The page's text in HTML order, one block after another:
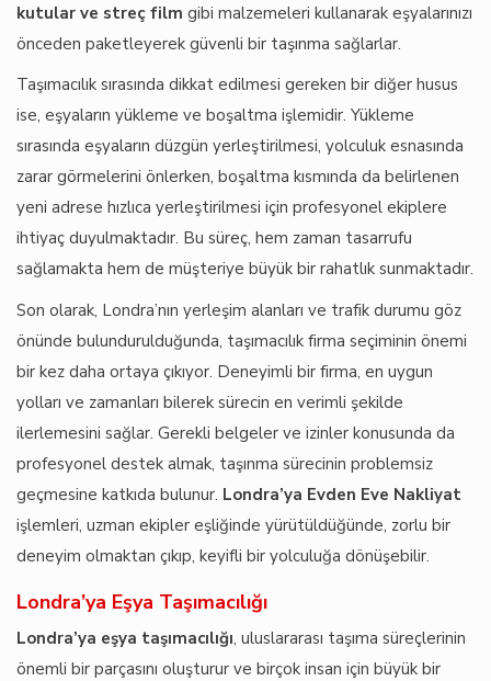
kutular ve streç film gibi malzemeleri kullanarak eşyalarınızı
önceden paketleyerek güvenli bir taşınma sağlarlar.
Taşımacılık sırasında dikkat edilmesi gereken bir diğer husus
ise, eşyaların yükleme ve boşaltma işlemidir. Yükleme
sırasında eşyaların düzgün yerleştirilmesi, yolculuk esnasında
zarar görmelerini önlerken, boşaltma kısmında da belirlenen
yeni adrese hızlıca yerleştirilmesi için profesyonel ekiplere
ihtiyaç duyulmaktadır. Bu süreç, hem zaman tasarrufu
sağlamakta hem de müşteriye büyük bir rahatlık sunmaktadır.
Son olarak, Londra’nın yerleşim alanları ve trafik durumu göz
önünde bulundurulduğunda, taşımacılık firma seçiminin önemi
bir kez daha ortaya çıkıyor. Deneyimli bir firma, en uygun
yolları ve zamanları bilerek sürecin en verimli şekilde
ilerlemesini sağlar. Gerekli belgeler ve izinler konusunda da
profesyonel destek almak, taşınma sürecinin problemsiz
geçmesine katkıda bulunur. Londra’ya Evden Eve Nakliyat
işlemleri, uzman ekipler eşliğinde yürütüldüğünde, zorlu bir
deneyim olmaktan çıkıp, keyifli bir yolculuğa dönüşebilir.
Londra’ya Eşya Taşımacılığı
Londra’ya eşya taşımacılığı, uluslararası taşıma süreçlerinin
önemli bir parçasını oluşturur ve birçok insan için büyük bir